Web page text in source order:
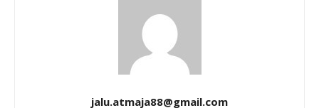
jalu.atmaja88@gmail.com